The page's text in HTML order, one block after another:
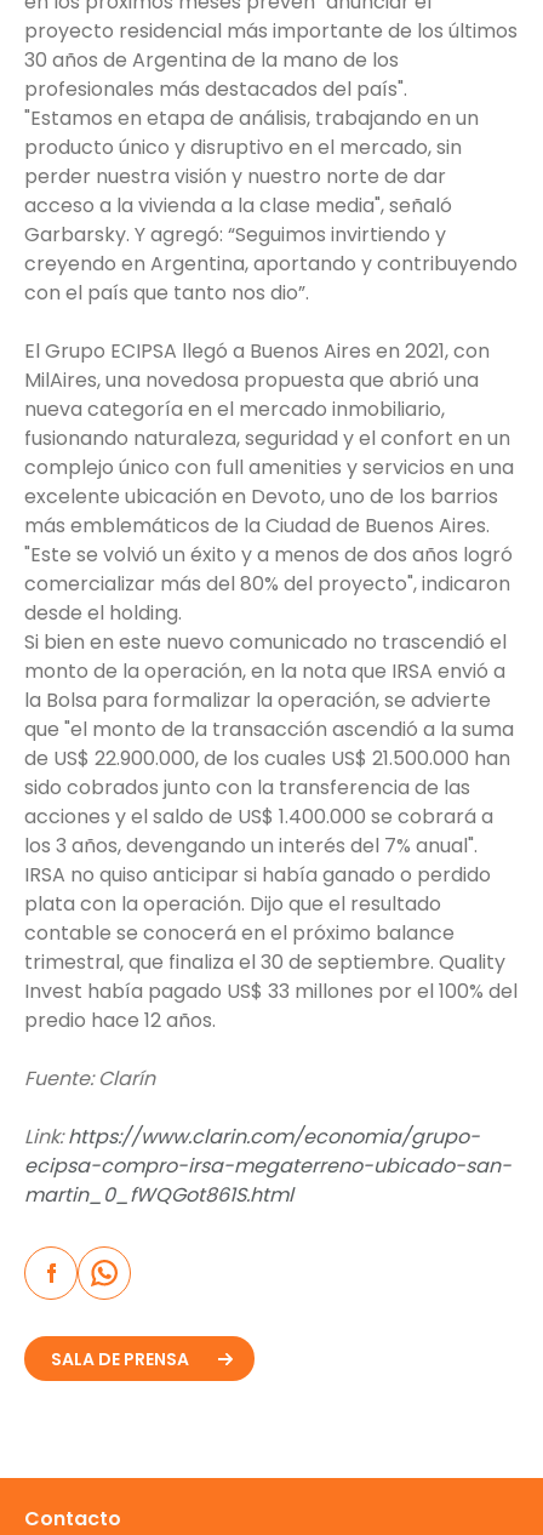
proyecto residencial más importante de los últimos
30 años de Argentina de la mano de los
profesionales más destacados del país".
"Estamos en etapa de análisis, trabajando en un
producto único y disruptivo en el mercado, sin
perder nuestra visión y nuestro norte de dar
acceso a la vivienda a la clase media", señaló
Garbarsky. Y agregó: “Seguimos invirtiendo y
creyendo en Argentina, aportando y contribuyendo
con el país que tanto nos dio”.
El Grupo ECIPSA llegó a Buenos Aires en 2021, con
MilAires, una novedosa propuesta que abrió una
nueva categoría en el mercado inmobiliario,
fusionando naturaleza, seguridad y el confort en un
complejo único con full amenities y servicios en una
excelente ubicación en Devoto, uno de los barrios
más emblemáticos de la Ciudad de Buenos Aires.
"Este se volvió un éxito y a menos de dos años logró
comercializar más del 80% del proyecto", indicaron
desde el holding.
Si bien en este nuevo comunicado no trascendió el
monto de la operación, en la nota que IRSA envió a
la Bolsa para formalizar la operación, se advierte
que "el monto de la transacción ascendió a la suma
de US$ 22.900.000, de los cuales US$ 21.500.000 han
sido cobrados junto con la transferencia de las
acciones y el saldo de US$ 1.400.000 se cobrará a
los 3 años, devengando un interés del 7% anual".
IRSA no quiso anticipar si había ganado o perdido
plata con la operación. Dijo que el resultado
contable se conocerá en el próximo balance
trimestral, que finaliza el 30 de septiembre. Quality
Invest había pagado US$ 33 millones por el 100% del
predio hace 12 años.
Fuente: Clarín
Link:https://www.clarin.com/economia/grupo-
ecipsa-compro-irsa-megaterreno-ubicado-san-
martin_0_fWQGot861S.html
SALA DE PRENSA
Contacto